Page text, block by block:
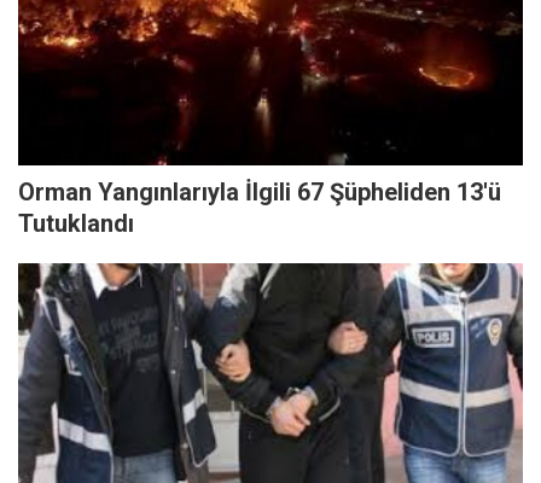
Orman Yangınlarıyla İlgili 67 Şüpheliden 13'ü
Tutuklandı